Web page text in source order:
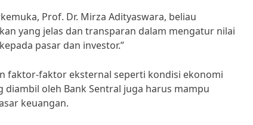
Prof. Dr. Mirza Adityaswara, beliau
yang jelas dan transparan dalam mengatur nilai
pasar dan investor.”
faktor-faktor eksternal seperti kondisi ekonomi
oleh Bank Sentral juga harus mampu
keuangan.